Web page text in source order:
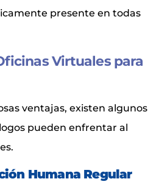
presente en todas
Virtuales para
ventajas, existen algunos
pueden enfrentar al
Humana Regular